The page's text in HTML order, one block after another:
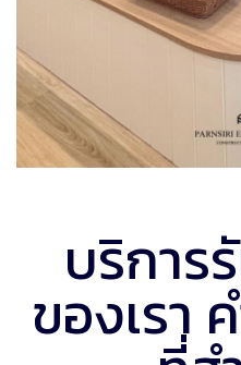
บริการ
ของเรา